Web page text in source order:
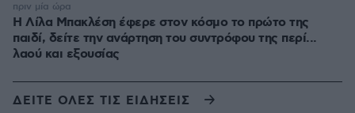
Η Λίλα Μπακλέση έφερε στον κόσμο το πρώτο της
παιδί, δείτε την ανάρτηση του συντρόφου της περί...
λαού και εξουσίας
πριν μία ώρα
ΔΕΙΤΕ ΟΛΕΣ ΤΙΣ ΕΙΔΗΣΕΙΣ